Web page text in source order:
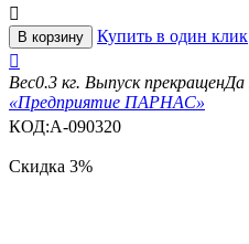

В корзину
Купить в один клик

Вес0.3 кг. Выпуск прекращенДа
«Предприятие ПАРНАС»
КОД:A-090320
Скидка 3%